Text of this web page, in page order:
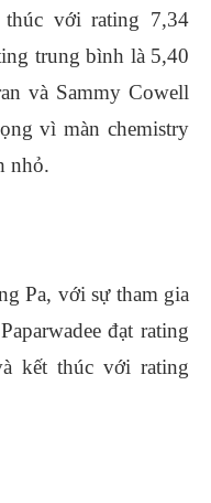
thúc với rating 7,34
trung bình là 5,40
và Sammy Cowell
vì màn chemistry
nhỏ.
Pa, với sự tham gia
đạt rating
kết thúc với rating